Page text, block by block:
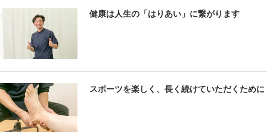
健康は人生の「はりあい」に繋がります
スポーツを楽しく、長く続けていただくために